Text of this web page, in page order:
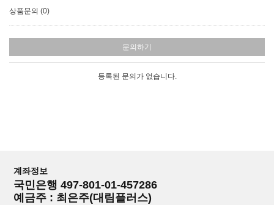
상품문의 (0)
문의하기
등록된 문의가 없습니다.
계좌정보
국민은행 497-801-01-457286
예금주 : 최은주(대림플러스)